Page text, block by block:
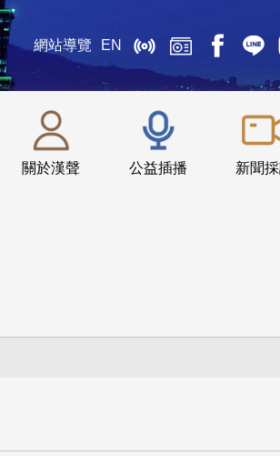
網站導覽 EN
關於漢聲 公益插播 新聞